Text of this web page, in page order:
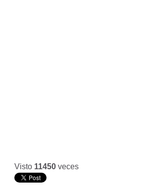
Visto 11450 veces